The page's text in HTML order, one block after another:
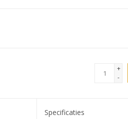
+
-
Specificaties